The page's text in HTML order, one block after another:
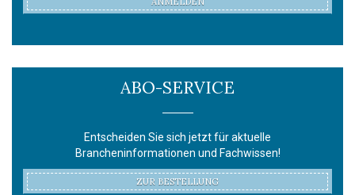
ABO-SERVICE
Entscheiden Sie sich jetzt für aktuelle
Brancheninformationen und Fachwissen!
ZUR BESTELLUNG